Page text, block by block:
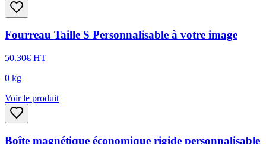
Fourreau Taille S Personnalisable à votre image
50.30€ HT
0 kg
Voir le produit
Boîte magnétique économique rigide personnalisable